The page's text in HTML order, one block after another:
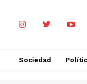
Sociedad